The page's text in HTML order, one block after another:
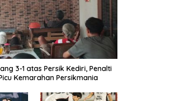
3-1 atas Persik Kediri, Penalti
Kemarahan Persikmania